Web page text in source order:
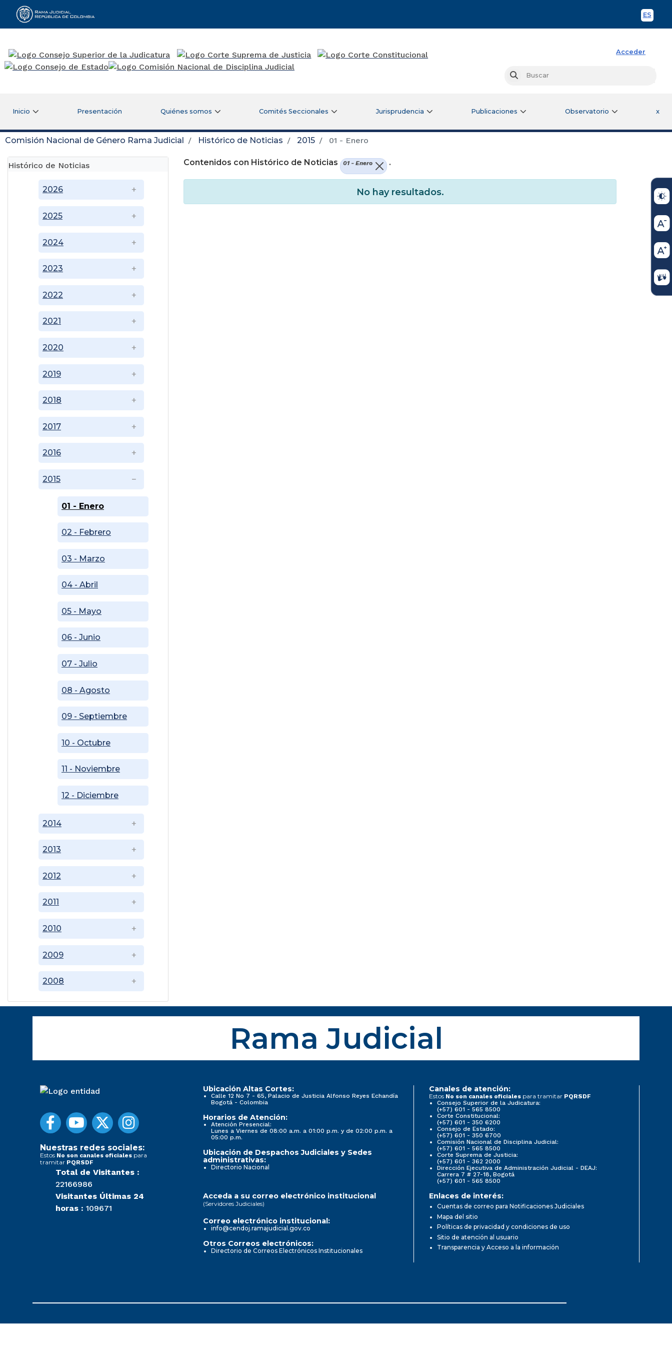
ES
Rama Judicial
Acceder
Buscar
Inicio Presentación Quiénes somos Comités Seccionales Jurisprudencia Publicaciones Observatorio x
Comisión Nacional de Género Rama Judicial Histórico de Noticias 2015 01 - Enero
Histórico de Noticias
2008
2009
2010
2011
2012
2013
2014
2015
01 - Enero
02 - Febrero
03 - Marzo
04 - Abril
05 - Mayo
06 - Junio
07 - Julio
08 - Agosto
09 - Septiembre
10 - Octubre
11 - Noviembre
12 - Diciembre
2016
2017
2018
2019
2020
2021
2022
2023
2024
2025
2026
Contenidos con Histórico de Noticias 01 - Enero .
No hay resultados.
Rama Judicial
Nuestras redes sociales:
Estos No son canales oficiales para
tramitar PQRSDF
Total de Visitantes :
22166986
Visitantes Últimas 24
horas : 109671
Ubicación Altas Cortes:
Calle 12 No 7 - 65, Palacio de Justicia Alfonso Reyes Echandía
Bogotá - Colombia
Horarios de Atención:
Atención Presencial:
Lunes a Viernes de 08:00 a.m. a 01:00 p.m. y de 02:00 p.m. a
05:00 p.m.
Ubicación de Despachos Judiciales y Sedes
administrativas:
Directorio Nacional
Canales de atención:
Estos No son canales oficiales para tramitar PQRSDF
Consejo Superior de la Judicatura:
(+57) 601 - 565 8500
Corte Constitucional:
(+57) 601 - 350 6200
Consejo de Estado:
(+57) 601 - 350 6700
Comisión Nacional de Disciplina Judicial:
(+57) 601 - 565 8500
Corte Suprema de Justicia:
(+57) 601 - 362 2000
Dirección Ejecutiva de Administración Judicial - DEAJ:
Carrera 7 # 27-18, Bogotá
(+57) 601 - 565 8500
Acceda a su correo electrónico institucional
(Servidores Judiciales)
Correo electrónico institucional:
info@cendoj.ramajudicial.gov.co
Otros Correos electrónicos:
Directorio de Correos Electrónicos Institucionales
Enlaces de interés:
Cuentas de correo para Notificaciones Judiciales
Mapa del sitio
Políticas de privacidad y condiciones de uso
Sitio de atención al usuario
Transparencia y Acceso a la información